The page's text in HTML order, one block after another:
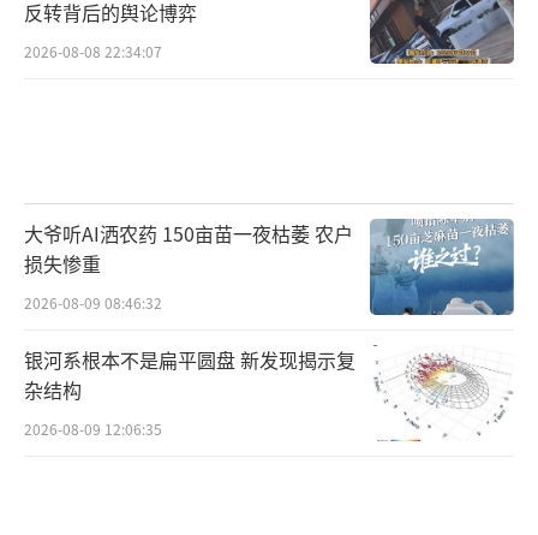
反转背后的舆论博弈
2026-08-08 22:34:07
大爷听AI洒农药 150亩苗一夜枯萎 农户
损失惨重
2026-08-09 08:46:32
银河系根本不是扁平圆盘 新发现揭示复
杂结构
2026-08-09 12:06:35